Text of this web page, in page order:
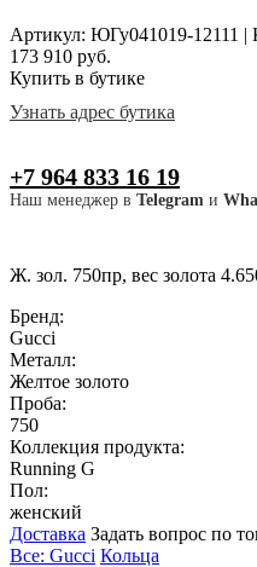
Артикул: ЮГу041019-12111 |
173 910 руб.
Купить в бутике
Узнать адрес бутика
+7 964 833 16 19
Наш менеджер в Telegram и
Ж. зол. 750пр, вес золота
Бренд:
Gucci
Металл:
Желтое золото
Проба:
750
Коллекция продукта:
Running G
Пол:
женский
Доставка Задать вопрос по
Все: Gucci Кольца